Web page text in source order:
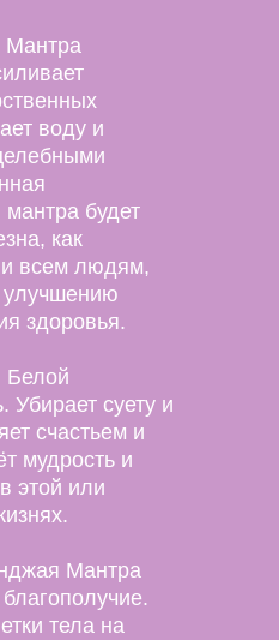
Мантра
воду и
будет
как
и всем людям,
здоровья.
Белой
Убирает суету и
счастьем и
мудрость и
этой или
Мантра
тела на